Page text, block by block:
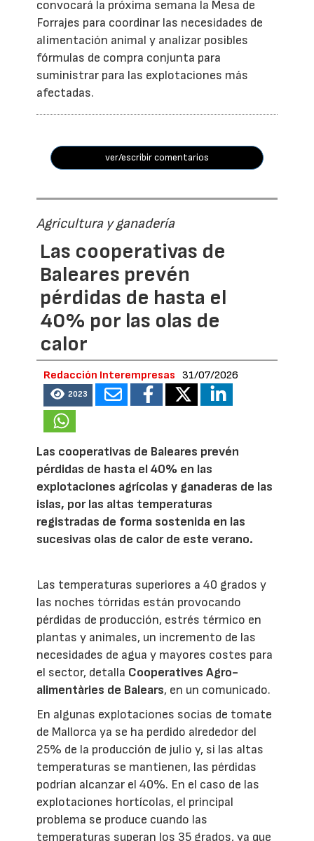
convocará la próxima semana la Mesa de
Forrajes para coordinar las necesidades de
alimentación animal y analizar posibles
fórmulas de compra conjunta para
suministrar para las explotaciones más
afectadas.
ver/escribir comentarios
Agricultura y ganadería
Las cooperativas de
Baleares prevén
pérdidas de hasta el
40% por las olas de
calor
Redacción Interempresas 31/07/2026
2023
Las cooperativas de Baleares prevén
pérdidas de hasta el 40% en las
explotaciones agrícolas y ganaderas de las
islas, por las altas temperaturas
registradas de forma sostenida en las
sucesivas olas de calor de este verano.
Las temperaturas superiores a 40 grados y
las noches tórridas están provocando
pérdidas de producción, estrés térmico en
plantas y animales, un incremento de las
necesidades de agua y mayores costes para
el sector, detalla Cooperatives Agro-
alimentàries de Balears, en un comunicado.
En algunas explotaciones socias de tomate
de Mallorca ya se ha perdido alrededor del
25% de la producción de julio y, si las altas
temperaturas se mantienen, las pérdidas
podrían alcanzar el 40%. En el caso de las
explotaciones hortícolas, el principal
problema se produce cuando las
temperaturas superan los 35 grados, ya que